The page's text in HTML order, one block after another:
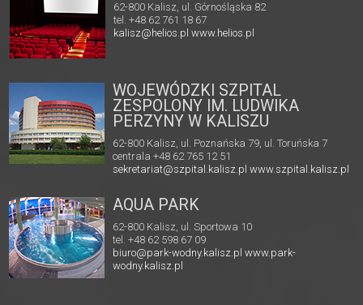
62-800 Kalisz, ul. Górnośląska 82
tel. +48 62 761 18 67
kalisz@helios.pl www.helios.pl
WOJEWÓDZKI SZPITAL
ZESPOLONY IM. LUDWIKA
PERZYNY W KALISZU
62-800 Kalisz, ul. Poznańska 79, ul. Toruńska 7
centrala +48 62 765 12 51
sekretariat@szpital.kalisz.pl www.szpital.kalisz.pl
AQUA PARK
62-800 Kalisz, ul. Sportowa 10
tel. +48 62 598 67 09
biuro@park-wodny.kalisz.pl www.park-
wodny.kalisz.pl